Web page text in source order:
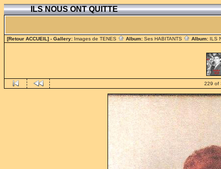
ILS NOUS ONT QUITTE
[Retour ACCUEIL] - Gallery: Images de TENES Album: Ses HABITANTS Album: ILS
229 of